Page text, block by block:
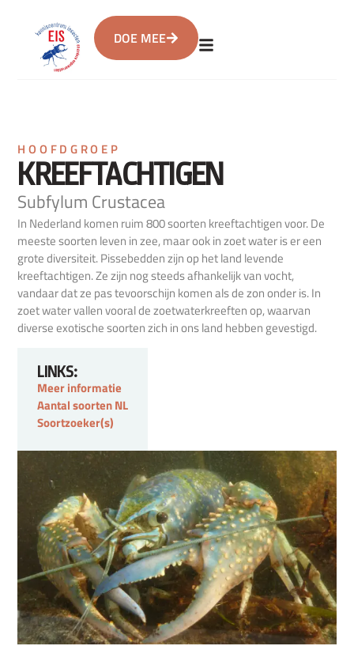
DOE MEE
HOOFDGROEP
KREEFTACHTIGEN
Subfylum Crustacea
In Nederland komen ruim 800 soorten kreeftachtigen voor. De
meeste soorten leven in zee, maar ook in zoet water is er een
grote diversiteit. Pissebedden zijn op het land levende
kreeftachtigen. Ze zijn nog steeds afhankelijk van vocht,
vandaar dat ze pas tevoorschijn komen als de zon onder is. In
zoet water vallen vooral de zoetwaterkreeften op, waarvan
diverse exotische soorten zich in ons land hebben gevestigd.
LINKS:
Meer informatie
Aantal soorten NL
Soortzoeker(s)